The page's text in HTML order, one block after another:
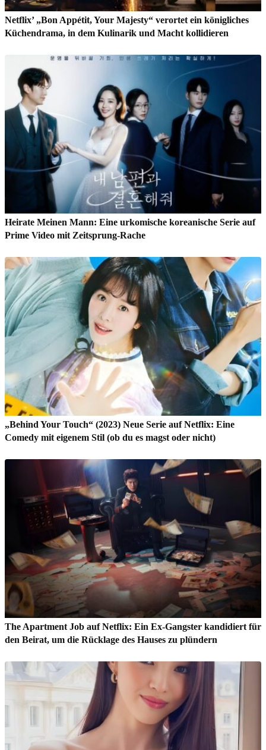
Netflix’ „Bon Appétit, Your Majesty“ verortet ein königliches
Küchendrama, in dem Kulinarik und Macht kollidieren
Heirate Meinen Mann: Eine urkomische koreanische Serie auf
Prime Video mit Zeitsprung-Rache
„Behind Your Touch“ (2023) Neue Serie auf Netflix: Eine
Comedy mit eigenem Stil (ob du es magst oder nicht)
The Apartment Job auf Netflix: Ein Ex-Gangster kandidiert für
den Beirat, um die Rücklage des Hauses zu plündern